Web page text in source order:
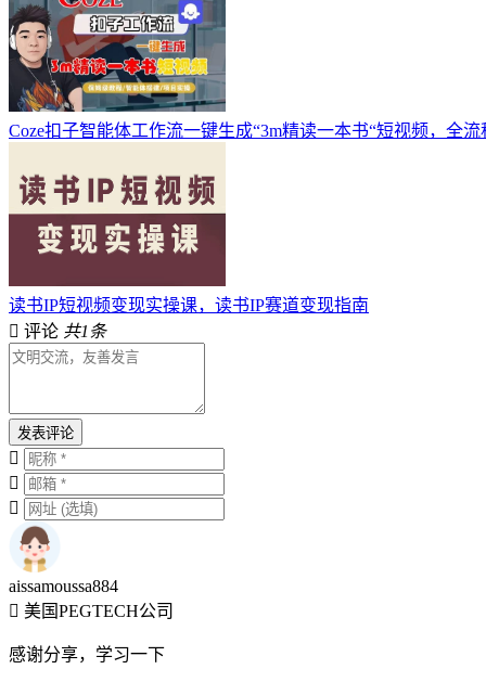
Coze扣子智能体工作流一键生成“3m精读一本书“短视频，全
读书IP短视频变现实操课，读书IP赛道变现指南
评论 共1条
发表评论
aissamoussa884
美国PEGTECH公司
感谢分享，学习一下